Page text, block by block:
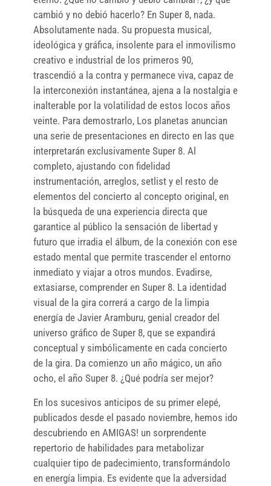
cambió y no debió hacerlo? En Super 8, nada.
Absolutamente nada. Su propuesta musical,
ideológica y gráfica, insolente para el inmovilismo
creativo e industrial de los primeros 90,
trascendió a la contra y permanece viva, capaz de
la interconexión instantánea, ajena a la nostalgia e
inalterable por la volatilidad de estos locos años
veinte. Para demostrarlo, Los planetas anuncian
una serie de presentaciones en directo en las que
interpretarán exclusivamente Super 8. Al
completo, ajustando con fidelidad
instrumentación, arreglos, setlist y el resto de
elementos del concierto al concepto original, en
la búsqueda de una experiencia directa que
garantice al público la sensación de libertad y
futuro que irradia el álbum, de la conexión con ese
estado mental que permite trascender el entorno
inmediato y viajar a otros mundos. Evadirse,
extasiarse, comprender en Super 8. La identidad
visual de la gira correrá a cargo de la limpia
energía de Javier Aramburu, genial creador del
universo gráfico de Super 8, que se expandirá
conceptual y simbólicamente en cada concierto
de la gira. Da comienzo un año mágico, un año
ocho, el año Super 8. ¿Qué podría ser mejor?
En los sucesivos anticipos de su primer elepé,
publicados desde el pasado noviembre, hemos ido
descubriendo en AMIGAS! un sorprendente
repertorio de habilidades para metabolizar
cualquier tipo de padecimiento, transformándolo
en energía limpia. Es evidente que la adversidad